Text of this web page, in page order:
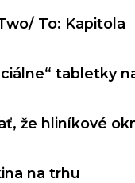
To: Kapitola
tabletky
že hliníkové
na trhu